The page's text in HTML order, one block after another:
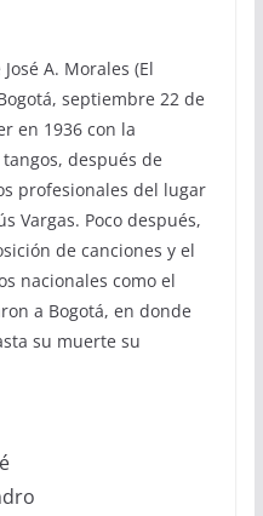
A. Morales (El
septiembre 22 de
en 1936 con la
después de
profesionales del lugar
Vargas. Poco después,
de canciones y el
nacionales como el
a Bogotá, en donde
su muerte su